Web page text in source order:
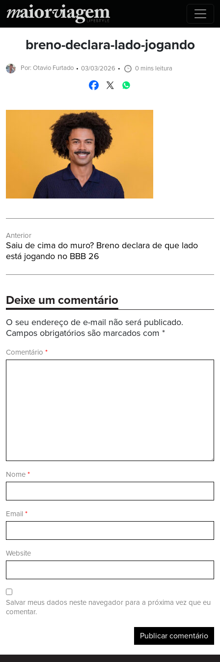
breno-declara-lado-jogando
Por: Otavio Furtado 03/03/2026 0 mins leitura
de
Post
Anterior
Post
Anterior:
Saiu de cima do muro? Breno declara de que lado
está jogando no BBB 26
Deixe um comentário
O seu endereço de e-mail não será publicado.
Campos obrigatórios são marcados com *
Comentário *
Nome *
Email *
Website
Salvar meus dados neste navegador para a próxima vez que eu
comentar.